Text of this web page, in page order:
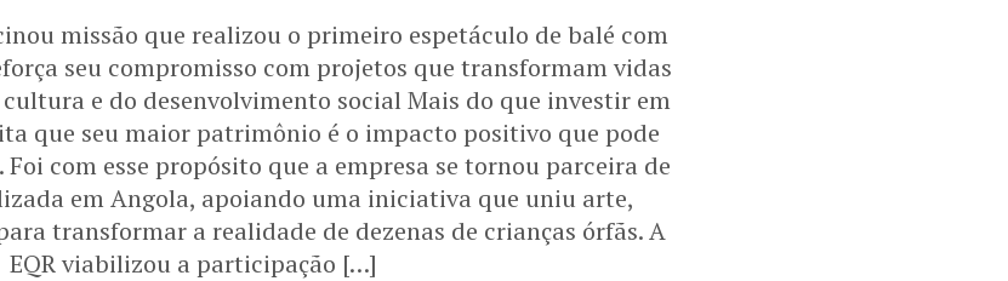
missão que realizou o primeiro espetáculo de balé com
seu compromisso com projetos que transformam vidas
e do desenvolvimento social Mais do que investir em
que seu maior patrimônio é o impacto positivo que pode
Foi com esse propósito que a empresa se tornou parceira de
em Angola, apoiando uma iniciativa que uniu arte,
transformar a realidade de dezenas de crianças órfãs. A
EQR viabilizou a participação […]